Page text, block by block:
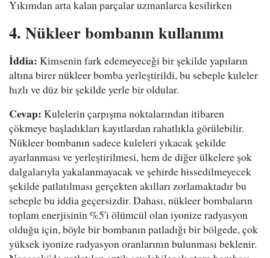
Yıkımdan arta kalan parçalar uzmanlarca kesilirken
4. Nükleer bombanın kullanımı
İddia: Kimsenin fark edemeyeceği bir şekilde yapıların
altına birer nükleer bomba yerleştirildi, bu sebeple kuleler
hızlı ve düz bir şekilde yerle bir oldular.
Cevap: Kulelerin çarpışma noktalarından itibaren
çökmeye başladıkları kayıtlardan rahatlıkla görülebilir.
Nükleer bombanın sadece kuleleri yıkacak şekilde
ayarlanması ve yerleştirilmesi, hem de diğer ülkelere şok
dalgalarıyla yakalanmayacak ve şehirde hissedilmeyecek
şekilde patlatılması gerçekten akılları zorlamaktadır bu
sebeple bu iddia geçersizdir. Dahası, nükleer bombaların
toplam enerjisinin %5'i ölümcül olan iyonize radyasyon
olduğu için, böyle bir bombanın patladığı bir bölgede, çok
yüksek iyonize radyasyon oranlarının bulunması beklenir.